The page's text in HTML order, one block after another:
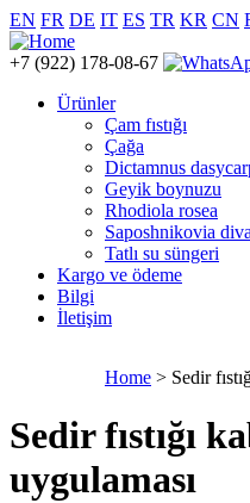
EN FR DE IT ES TR KR CN
+7 (922) 178-08-67
Ürünler
Çam fıstığı
Çağa
Dictamnus
Geyik boynuzu
Rhodiola rosea
Saposhnikovia
Tatlı su süngeri
Kargo ve ödeme
Bilgi
İletişim
Home > Sedir
Sedir fıstığı
uygulaması